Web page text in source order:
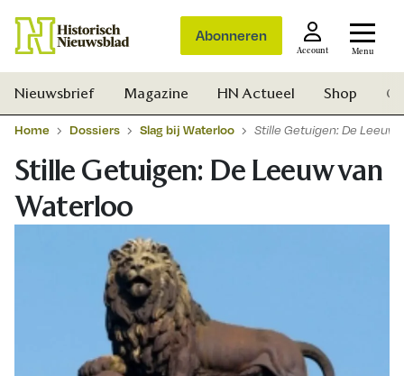
Abonneren
Account Menu
Nieuwsbrief Magazine HN Actueel Shop
Home Dossiers Slag bij Waterloo Stille Getuigen: De Leeuw
Stille Getuigen: De Leeuw van
Waterloo